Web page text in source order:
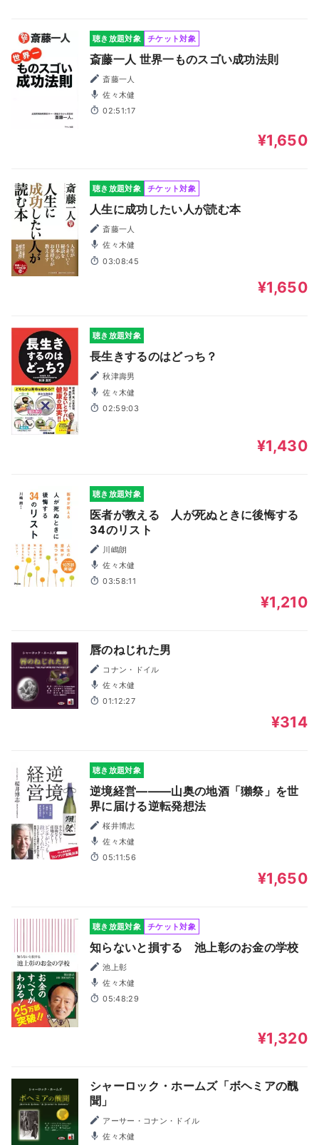
聴き放題対象 チケット対象
斎藤一人 世界一ものスゴい成功法則
斎藤一人
佐々木健
02:51:17
¥1,650
聴き放題対象 チケット対象
人生に成功したい人が読む本
斎藤一人
佐々木健
03:08:45
¥1,650
聴き放題対象
長生きするのはどっち？
秋津壽男
佐々木健
02:59:03
¥1,430
聴き放題対象
医者が教える 人が死ぬときに後悔する
34のリスト
川嶋朗
佐々木健
03:58:11
¥1,210
唇のねじれた男
コナン・ドイル
佐々木健
01:12:27
¥314
聴き放題対象
逆境経営―――山奥の地酒「獺祭」を世
界に届ける逆転発想法
桜井博志
佐々木健
05:11:56
¥1,650
聴き放題対象 チケット対象
知らないと損する 池上彰のお金の学校
池上彰
佐々木健
05:48:29
¥1,320
シャーロック・ホームズ「ボヘミアの醜
聞」
アーサー・コナン・ドイル
佐々木健